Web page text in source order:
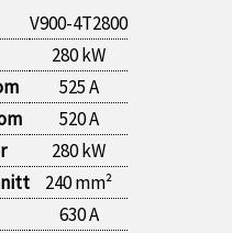
V900-4T2800
280 kW
525 A
520 A
280 kW
240 mm²
630 A